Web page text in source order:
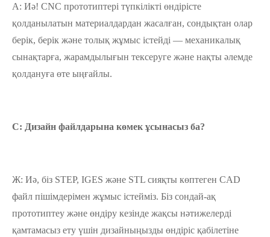
A: Иә! CNC прототиптері түпкілікті өндірісте
қолданылатын материалдардан жасалған, сондықтан олар
берік, берік және толық жұмыс істейді — механикалық
сынақтарға, жарамдылығын тексеруге және нақты әлемде
қолдануға өте ыңғайлы.
С: Дизайн файлдарына көмек ұсынасыз ба?
Ж: Иә, біз STEP, IGES және STL сияқты көптеген CAD
файл пішімдерімен жұмыс істейміз. Біз сондай-ақ
прототиптеу және өндіру кезінде жақсы нәтижелерді
қамтамасыз ету үшін дизайныңызды өндіріс қабілетіне